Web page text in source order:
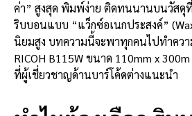
ค่า” สูงสุด พิมพ์ง่าย ติดทนนานบนวัสดุ
ริบบอนแบบ “แว็กซ์อเนกประสงค์”
นิยมสูง บทความนี้จะพาทุกคนไปทำคว
RICOH B115W ขนาด 110mm x
ที่ผู้เชี่ยวชาญด้านบาร์โค้ดต่างแนะนำ